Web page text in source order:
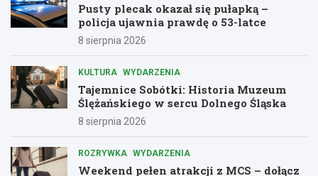
Pusty plecak okazał się pułapką –
policja ujawnia prawdę o 53-latce
8 sierpnia 2026
KULTURA WYDARZENIA
Tajemnice Sobótki: Historia Muzeum
Ślężańskiego w sercu Dolnego Śląska
8 sierpnia 2026
ROZRYWKA WYDARZENIA
Weekend pełen atrakcji z MCS – dołącz